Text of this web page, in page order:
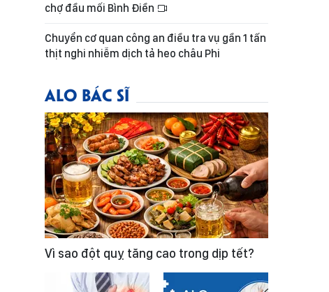
chợ đầu mối Bình Điền
Chuyển cơ quan công an điều tra vụ gần 1 tấn
thịt nghi nhiễm dịch tả heo châu Phi
ALO BÁC SĨ
Vì sao đột quỵ tăng cao trong dịp tết?